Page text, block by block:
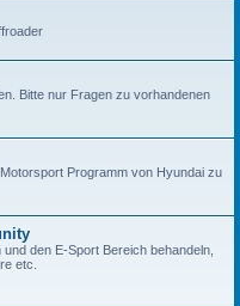
Bitte nur Fragen zu vorhandenen
Programm von Hyundai zu
den E-Sport Bereich behandeln,
etc.